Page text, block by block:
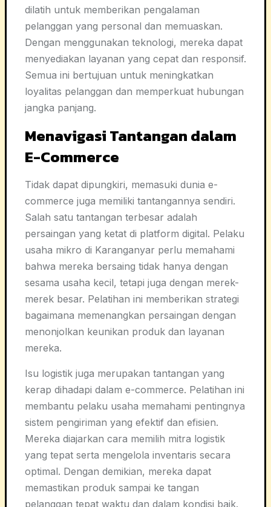
dilatih untuk memberikan pengalaman
pelanggan yang personal dan memuaskan.
Dengan menggunakan teknologi, mereka dapat
menyediakan layanan yang cepat dan responsif.
Semua ini bertujuan untuk meningkatkan
loyalitas pelanggan dan memperkuat hubungan
jangka panjang.
Menavigasi Tantangan dalam
E-Commerce
Tidak dapat dipungkiri, memasuki dunia e-
commerce juga memiliki tantangannya sendiri.
Salah satu tantangan terbesar adalah
persaingan yang ketat di platform digital. Pelaku
usaha mikro di Karanganyar perlu memahami
bahwa mereka bersaing tidak hanya dengan
sesama usaha kecil, tetapi juga dengan merek-
merek besar. Pelatihan ini memberikan strategi
bagaimana memenangkan persaingan dengan
menonjolkan keunikan produk dan layanan
mereka.
Isu logistik juga merupakan tantangan yang
kerap dihadapi dalam e-commerce. Pelatihan ini
membantu pelaku usaha memahami pentingnya
sistem pengiriman yang efektif dan efisien.
Mereka diajarkan cara memilih mitra logistik
yang tepat serta mengelola inventaris secara
optimal. Dengan demikian, mereka dapat
memastikan produk sampai ke tangan
pelanggan tepat waktu dan dalam kondisi baik.